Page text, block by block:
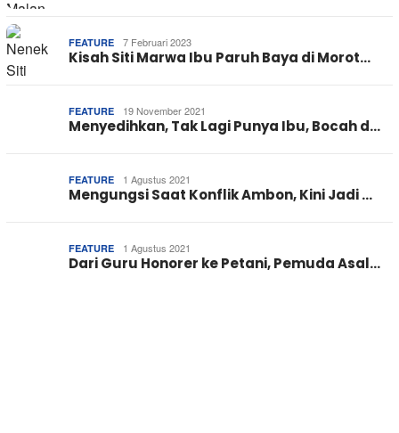
FEATURE 7 Februari 2023
Kisah Siti Marwa Ibu Paruh Baya di Morot…
FEATURE 19 November 2021
Menyedihkan, Tak Lagi Punya Ibu, Bocah d…
FEATURE 1 Agustus 2021
Mengungsi Saat Konflik Ambon, Kini Jadi …
FEATURE 1 Agustus 2021
Dari Guru Honorer ke Petani, Pemuda Asal…